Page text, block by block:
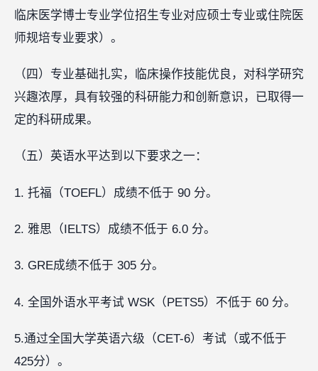
临床医学博士专业学位招生专业对应硕士专业或住院医
师规培专业要求）。
（四）专业基础扎实，临床操作技能优良，对科学研究
兴趣浓厚，具有较强的科研能力和创新意识，已取得一
定的科研成果。
（五）英语水平达到以下要求之一：
1. 托福（TOEFL）成绩不低于 90 分。
2. 雅思（IELTS）成绩不低于 6.0 分。
3. GRE成绩不低于 305 分。
4. 全国外语水平考试 WSK（PETS5）不低于 60 分。
5.通过全国大学英语六级（CET-6）考试（或不低于
425分）。